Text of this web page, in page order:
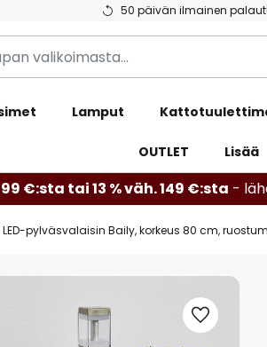
50 päivän ilmainen
Lamput
OUTLET Lisää
€:sta tai 13 % väh. 149 €:sta -
pylväsvalaisin Baily, korkeus 80 cm,